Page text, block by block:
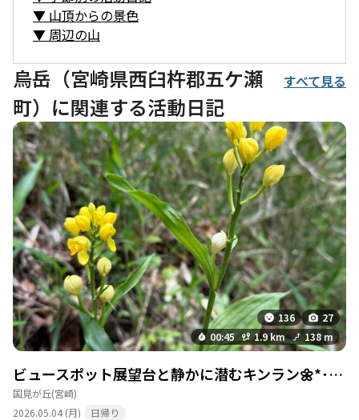
▼ 山頂からの景色
▼ 周辺の山
烏岳（宮崎県西臼杵郡五ケ瀬
町）に関連する活動日記
すべて見る
136
27
00:45
1.9 km 138 m
ビュースポット展望台と静かに潜むキンラン🌼*･烏岳
国見が丘(宮崎)
2026.05.04 (月)
日帰り